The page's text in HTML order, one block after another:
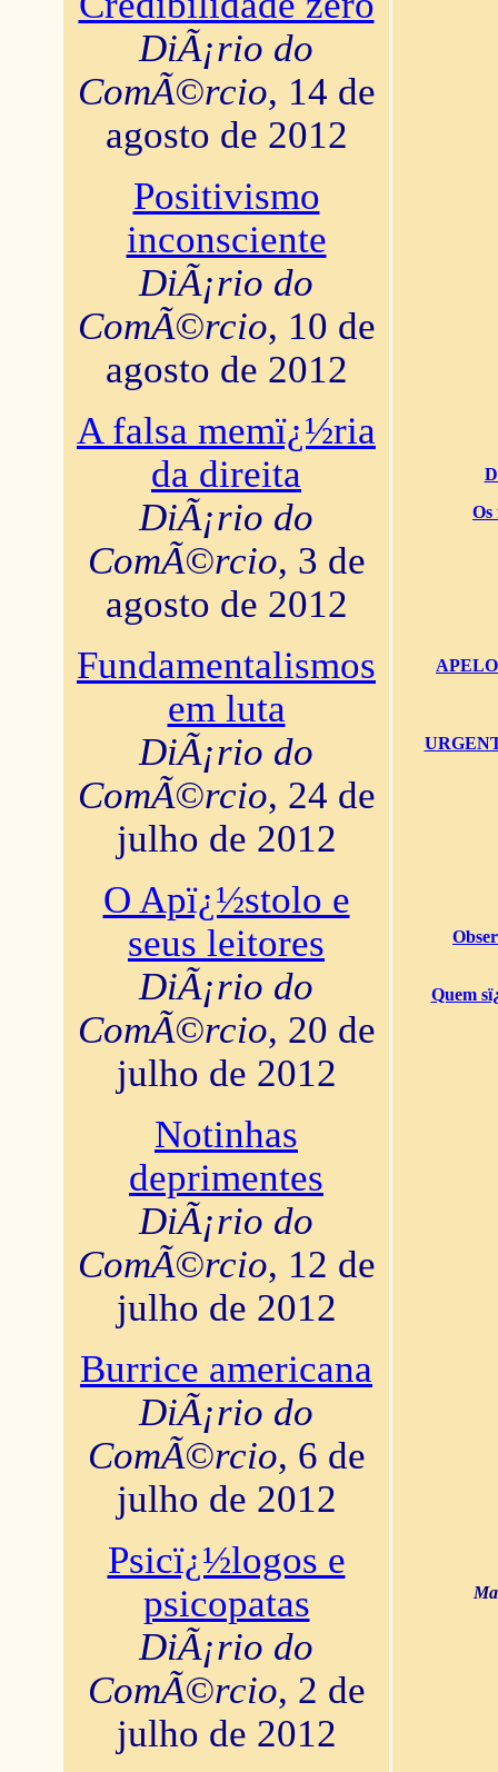
DiÃ¡rio do
ComÃ©rcio, 14 de
agosto de 2012
Positivismo
inconsciente
DiÃ¡rio do
ComÃ©rcio, 10 de
agosto de 2012
A falsa memï¿½ria
da direita
DiÃ¡rio do
ComÃ©rcio, 3 de
agosto de 2012
Fundamentalismos
em luta
DiÃ¡rio do
ComÃ©rcio, 24 de
julho de 2012
O Apï¿½stolo e
seus leitores
DiÃ¡rio do
ComÃ©rcio, 20 de
julho de 2012
Notinhas
deprimentes
DiÃ¡rio do
ComÃ©rcio, 12 de
julho de 2012
Burrice americana
DiÃ¡rio do
ComÃ©rcio, 6 de
julho de 2012
Psicï¿½logos e
psicopatas
DiÃ¡rio do
ComÃ©rcio, 2 de
julho de 2012
Os
Quem